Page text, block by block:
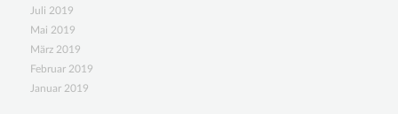
Juli 2019
Mai 2019
März 2019
Februar 2019
Januar 2019